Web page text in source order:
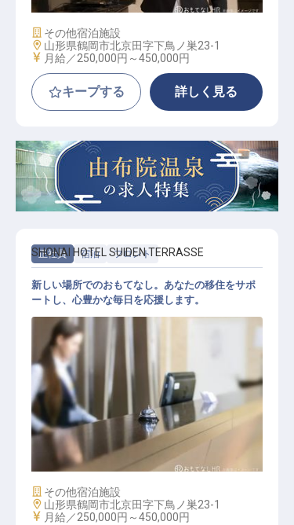
施設業態
その他宿泊施設
勤務地
山形県鶴岡市北京田字下鳥ノ巣23-1
給与
月給／250,000円～450,000円
キープする 詳しく見る
正社員 宿泊 フロント
レセプションスタッフ
SHONAI HOTEL SUIDEN TERRASSE
新しい場所でのおもてなし。あなたの移住をサポ
ートし、心豊かな毎日を応援します。
施設業態
その他宿泊施設
勤務地
山形県鶴岡市北京田字下鳥ノ巣23-1
給与
月給／250,000円～450,000円